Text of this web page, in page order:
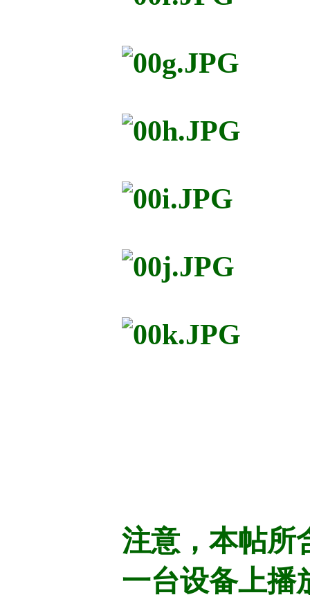
注意，本帖所
一台设备上播